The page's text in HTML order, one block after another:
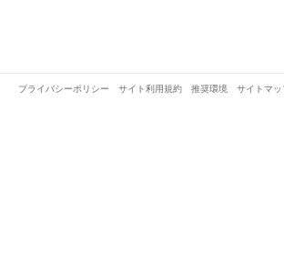
プライバシーポリシー サイト利用規約 推奨環境 サイトマッ